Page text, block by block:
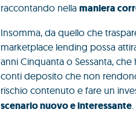
raccontando nella maniera
Insomma, da quello che
marketplace lending possa
anni Cinquanta o Sessanta,
conti deposito che non
rischio contenuto e fare un
scenario nuovo e interessante